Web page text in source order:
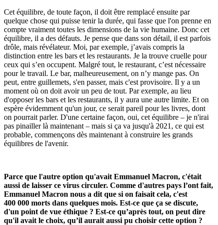
Cet équilibre, de toute façon, il doit être remplacé ensuite par
quelque chose qui puisse tenir la durée, qui fasse que l'on prenne en
compte vraiment toutes les dimensions de la vie humaine. Donc cet
équilibre, il a des défauts. Je pense que dans son détail, il est parfois
drôle, mais révélateur. Moi, par exemple, j’avais compris la
distinction entre les bars et les restaurants. Je la trouve cruelle pour
ceux qui s’en occupent. Malgré tout, le restaurant, c’est nécessaire
pour le travail. Le bar, malheureusement, on n’y mange pas. On
peut, entre guillemets, s'en passer, mais c'est provisoire. Il y a un
moment où on doit avoir un peu de tout. Par exemple, au lieu
d'opposer les bars et les restaurants, il y aura une autre limite. Et on
espère évidemment qu'un jour, ce serait pareil pour les livres, dont
on pourrait parler. D'une certaine façon, oui, cet équilibre – je n'irai
pas pinailler là maintenant – mais si ça va jusqu'à 2021, ce qui est
probable, commençons dès maintenant à construire les grands
équilibres de l'avenir.
Parce que l'autre option qu'avait Emmanuel Macron, c'était
aussi de laisser ce virus circuler. Comme d'autres pays l’ont fait,
Emmanuel Macron nous a dit que si on faisait cela, c'est
400 000 morts dans quelques mois. Est-ce que ça se discute,
d'un point de vue éthique ? Est-ce qu’après tout, on peut dire
qu'il avait le choix, qu’il aurait aussi pu choisir cette option ?